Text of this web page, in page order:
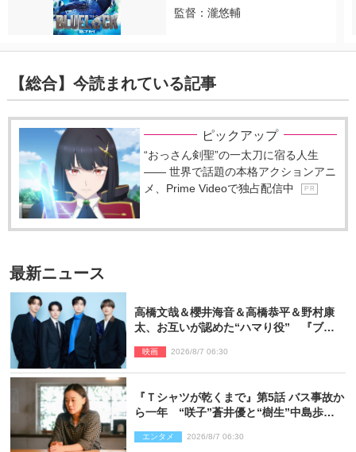
監督：瀧悠輔
【総合】今読まれている記事
ピックアップ
“おっさん剣聖”の一太刀に宿る人生
―― 世界で話題の本格アクションアニ
メ、Prime Videoで独占配信中
P R
最新ニュース
高橋文哉＆櫻井海音＆高橋恭平＆野村康
太、お互いが認めた“ハマり役” 『ブル
映画 2026/8/7 06:30
『Ｔシャツが乾くまで』第5話 バス事故か
ら一年 “咲子”蒼井優と“樹生”中島歩は
エンタメ 2026/8/7 06:30